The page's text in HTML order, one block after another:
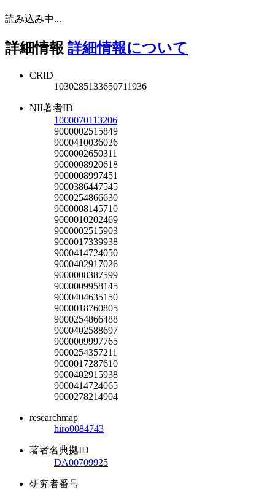
読み込み中...
詳細情報 詳細情報について
CRID
1030285133650711936
NII著者ID
1000070113206
9000002515849
9000410036026
9000002650311
9000008920618
9000008997451
9000386447545
9000254866630
9000008145710
9000010202469
9000002515903
9000017339938
9000414724050
9000402917026
9000008387599
9000009958145
9000404635150
9000018760805
9000254866488
9000402588697
9000009997765
9000254357211
9000017287610
9000402915938
9000414724065
9000278214904
researchmap
hiro0084743
著者名典拠ID
DA00709925
研究者番号